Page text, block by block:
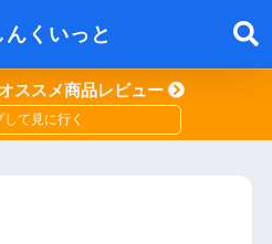
んくいっと
ススメ商品レビュー